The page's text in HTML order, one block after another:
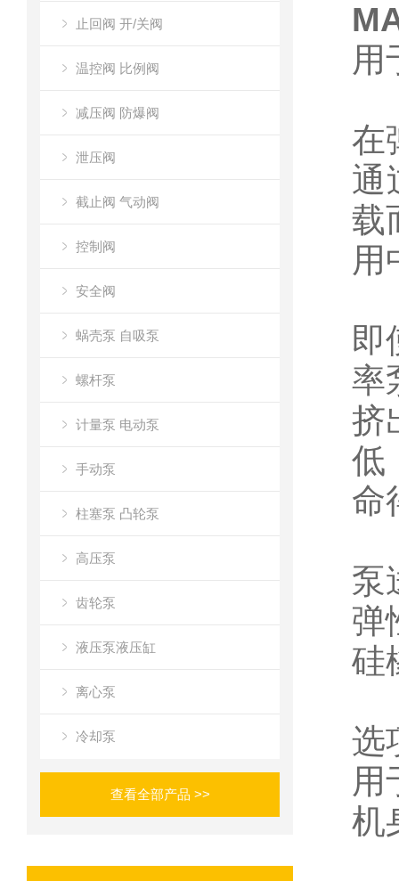
止回阀 开/关阀
温控阀 比例阀
减压阀 防爆阀
泄压阀
截止阀 气动阀
控制阀
安全阀
蜗壳泵 自吸泵
螺杆泵
计量泵 电动泵
手动泵
柱塞泵 凸轮泵
高压泵
齿轮泵
液压泵液压缸
离心泵
冷却泵
查看全部产品 >>
用
在
通
载
用
即
率
挤
低
命
泵
弹
硅
选
用
机